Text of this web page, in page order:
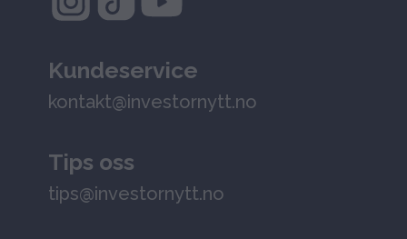
Kundeservice
kontakt@investornytt.no
Tips oss
tips@investornytt.no